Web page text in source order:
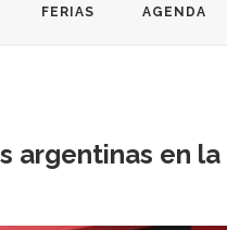
FERIAS AGENDA
argentinas en